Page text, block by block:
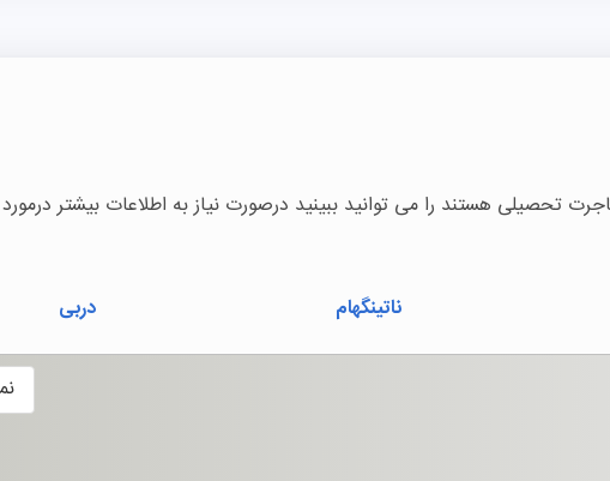
تحصیلی هستند را می توانید ببینید درصورت نیاز به اطلاعات بیشتر
ناتینگهام دربی